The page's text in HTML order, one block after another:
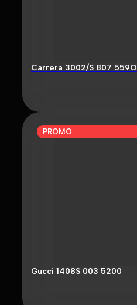
Carrera 3002/S 807 559O
PROMO
Gucci 1408S 003 5200